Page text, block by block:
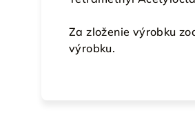
Za zloženie výrobku
výrobku.